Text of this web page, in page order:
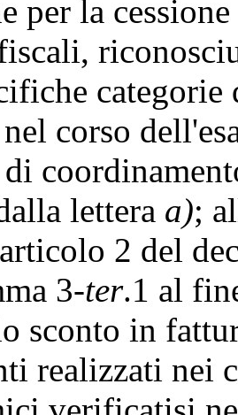
per la
corso
lettera a);
2 del
3-ter.1 al
sconto in
realizzati nei